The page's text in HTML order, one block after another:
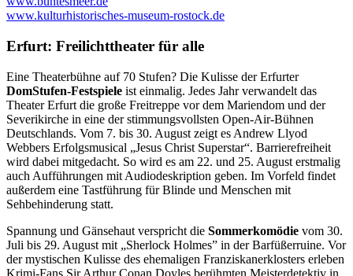
www.kulturhistorisches-museum-rostock.de
Erfurt: Freilichttheater für alle
Eine Theaterbühne auf 70 Stufen? Die Kulisse der Erfurter
DomStufen-Festspiele ist einmalig. Jedes Jahr verwandelt das
Theater Erfurt die große Freitreppe vor dem Mariendom und der
Severikirche in eine der stimmungsvollsten Open-Air-Bühnen
Deutschlands. Vom 7. bis 30. August zeigt es Andrew Llyod
Webbers Erfolgsmusical „Jesus Christ Superstar“. Barrierefreiheit
wird dabei mitgedacht. So wird es am 22. und 25. August erstmalig
auch Aufführungen mit Audiodeskription geben. Im Vorfeld findet
außerdem eine Tastführung für Blinde und Menschen mit
Sehbehinderung statt.
Spannung und Gänsehaut verspricht die Sommerkomödie vom 30.
Juli bis 29. August mit „Sherlock Holmes” in der Barfüßerruine. Vor
der mystischen Kulisse des ehemaligen Franziskanerklosters erleben
Krimi-Fans Sir Arthur Conan Doyles berühmten Meisterdetektiv in